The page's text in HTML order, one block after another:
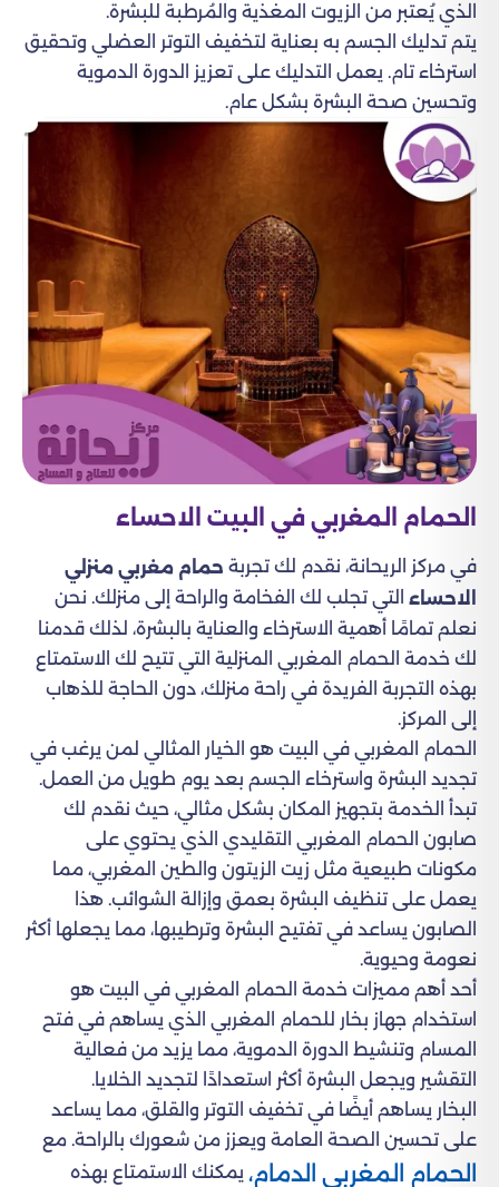
الذي يُعتبر من الزيوت المغذية والمُرطبة للبشرة.
يتم تدليك الجسم به بعناية لتخفيف التوتر العضلي وتحقيق
استرخاء تام. يعمل التدليك على تعزيز الدورة الدموية
وتحسين صحة البشرة بشكل عام.
الحمام المغربي في البيت الاحساء
في مركز الريحانة، نقدم لك تجربة حمام مغربي منزلي
الاحساء التي تجلب لك الفخامة والراحة إلى منزلك. نحن
نعلم تمامًا أهمية الاسترخاء والعناية بالبشرة، لذلك قدمنا
لك خدمة الحمام المغربي المنزلية التي تتيح لك الاستمتاع
بهذه التجربة الفريدة في راحة منزلك، دون الحاجة للذهاب
إلى المركز.
الحمام المغربي في البيت هو الخيار المثالي لمن يرغب في
تجديد البشرة واسترخاء الجسم بعد يوم طويل من العمل.
تبدأ الخدمة بتجهيز المكان بشكل مثالي، حيث نقدم لك
صابون الحمام المغربي التقليدي الذي يحتوي على
مكونات طبيعية مثل زيت الزيتون والطين المغربي، مما
يعمل على تنظيف البشرة بعمق وإزالة الشوائب. هذا
الصابون يساعد في تفتيح البشرة وترطيبها، مما يجعلها أكثر
نعومة وحيوية.
أحد أهم مميزات خدمة الحمام المغربي في البيت هو
استخدام جهاز بخار للحمام المغربي الذي يساهم في فتح
المسام وتنشيط الدورة الدموية، مما يزيد من فعالية
التقشير ويجعل البشرة أكثر استعدادًا لتجديد الخلايا.
البخار يساهم أيضًا في تخفيف التوتر والقلق، مما يساعد
على تحسين الصحة العامة ويعزز من شعورك بالراحة. مع
الحمام المغربي الدمام، يمكنك الاستمتاع بهذه